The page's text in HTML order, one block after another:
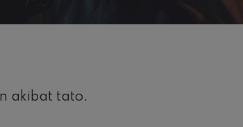
akibat tato.